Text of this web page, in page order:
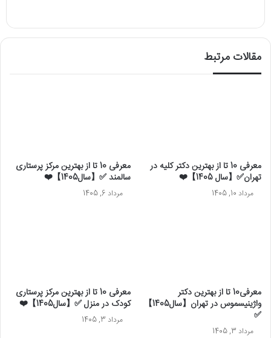
مقالات مرتبط
معرفی 10 تا از بهترین دکتر کلیه در
تهران✅【سال 1405】❤️
مرداد 10, 1405
معرفی 10 تا از بهترین مرکز پرستاری
سالمند ✅【سال1405】❤️
مرداد 6, 1405
معرفی10 تا از بهترین دکتر
واژینیسموس در تهران【سال1405】
✅
مرداد 3, 1405
معرفی 10 تا از بهترین مرکز پرستاری
کودک در منزل ✅【سال1405】❤️
مرداد 3, 1405